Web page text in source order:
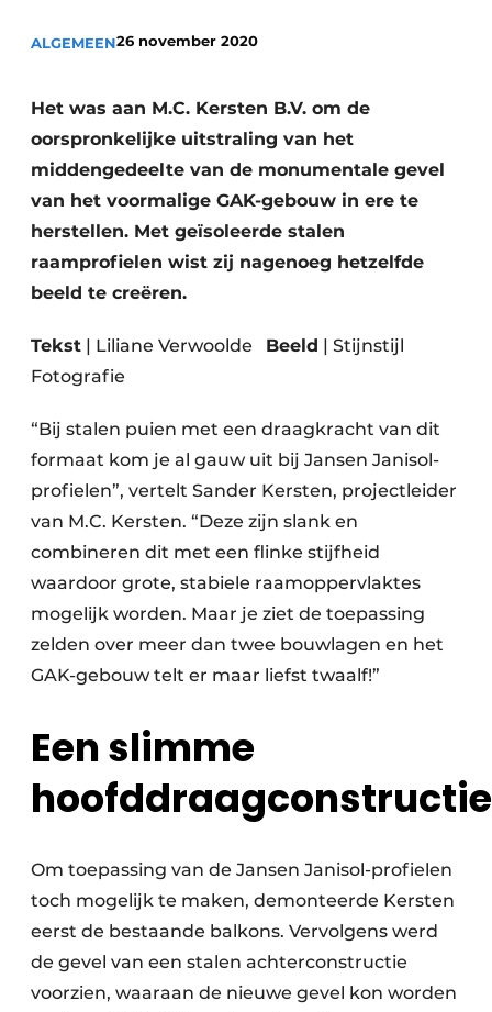
metadata
Vacature aanmelden
Vacatures
Video’s
ALGEMEEN26 november 2020
Het was aan M.C. Kersten B.V. om de
oorspronkelijke uitstraling van het
middengedeelte van de monumentale gevel
van het voormalige GAK-gebouw in ere te
herstellen. Met geïsoleerde stalen
raamprofielen wist zij nagenoeg hetzelfde
beeld te creëren.
Tekst | Liliane Verwoolde Beeld | Stijnstijl
Fotografie
“Bij stalen puien met een draagkracht van dit
formaat kom je al gauw uit bij Jansen Janisol-
profielen”, vertelt Sander Kersten, projectleider
van M.C. Kersten. “Deze zijn slank en
combineren dit met een flinke stijfheid
waardoor grote, stabiele raamoppervlaktes
mogelijk worden. Maar je ziet de toepassing
zelden over meer dan twee bouwlagen en het
GAK-gebouw telt er maar liefst twaalf!”
Een slimme
hoofddraagconstructie
Om toepassing van de Jansen Janisol-profielen
toch mogelijk te maken, demonteerde Kersten
eerst de bestaande balkons. Vervolgens werd
de gevel van een stalen achterconstructie
voorzien, waaraan de nieuwe gevel kon worden